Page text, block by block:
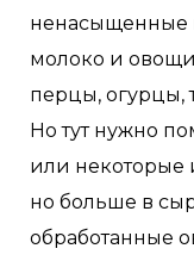
ненасыщенные
молоко и
перцы, огурцы,
Но тут нужно
или некоторые
но больше в
обработанные